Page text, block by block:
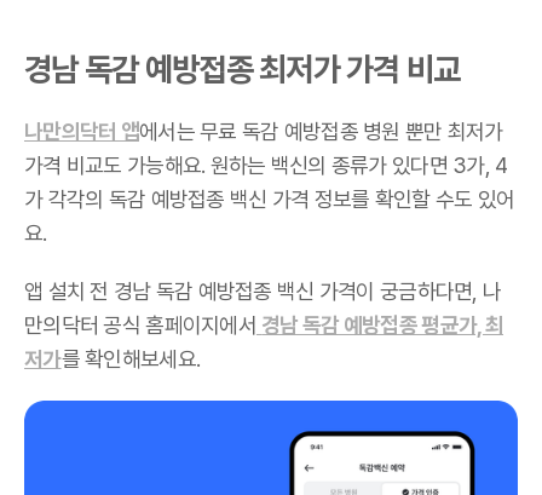
경남 독감 예방접종 최저가 가격 비교
나만의닥터 앱에서는 무료 독감 예방접종 병원 뿐만 최저가
가격 비교도 가능해요. 원하는 백신의 종류가 있다면 3가, 4
가 각각의 독감 예방접종 백신 가격 정보를 확인할 수도 있어
요.
앱 설치 전 경남 독감 예방접종 백신 가격이 궁금하다면, 나
만의닥터 공식 홈페이지에서 경남 독감 예방접종 평균가, 최
저가를 확인해보세요.